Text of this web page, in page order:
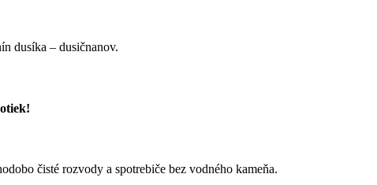
dusíka – dusičnanov.
čisté rozvody a spotrebiče bez vodného kameňa.